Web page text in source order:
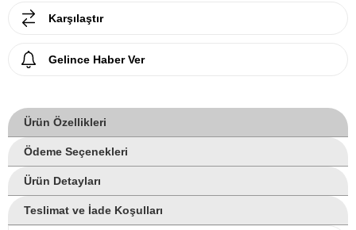
Karşılaştır
Gelince Haber Ver
Ürün Özellikleri
Ödeme Seçenekleri
Ürün Detayları
Teslimat ve İade Koşulları